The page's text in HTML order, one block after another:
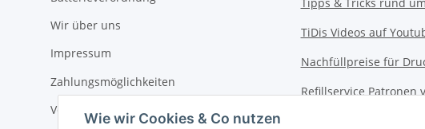
Wir über uns
Impressum
Zahlungsmöglichkeiten
Versandkosten
Tipps & Tricks rund
TiDis Videos auf
Nachfüllpreise für
Refillservice Patronen
Wie wir Cookies & Co nutzen